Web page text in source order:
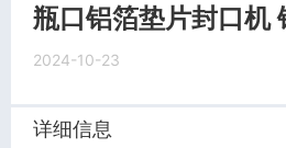
瓶口铝箔垫片封口机
2024-10-23
详细信息